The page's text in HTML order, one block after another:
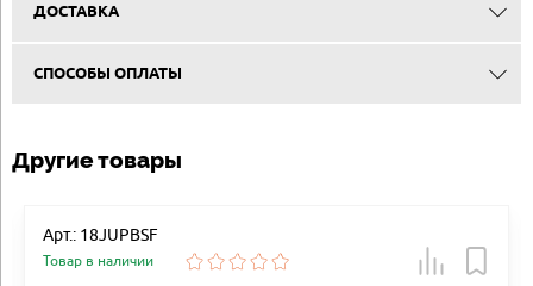
ДОСТАВКА
СПОСОБЫ ОПЛАТЫ
Другие товары
Арт.: 18JUPBSF
Товар в наличии